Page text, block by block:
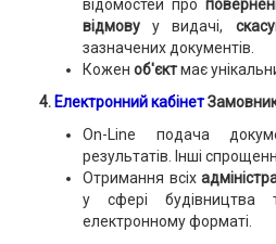
відомостей про
відмовуу видачі,
зазначених документів.
Кожен об'єктмає
4. Електронний кабінет
On-Line подача
результатів. Інші
Отримання всіх
у сфері
електронному форматі.